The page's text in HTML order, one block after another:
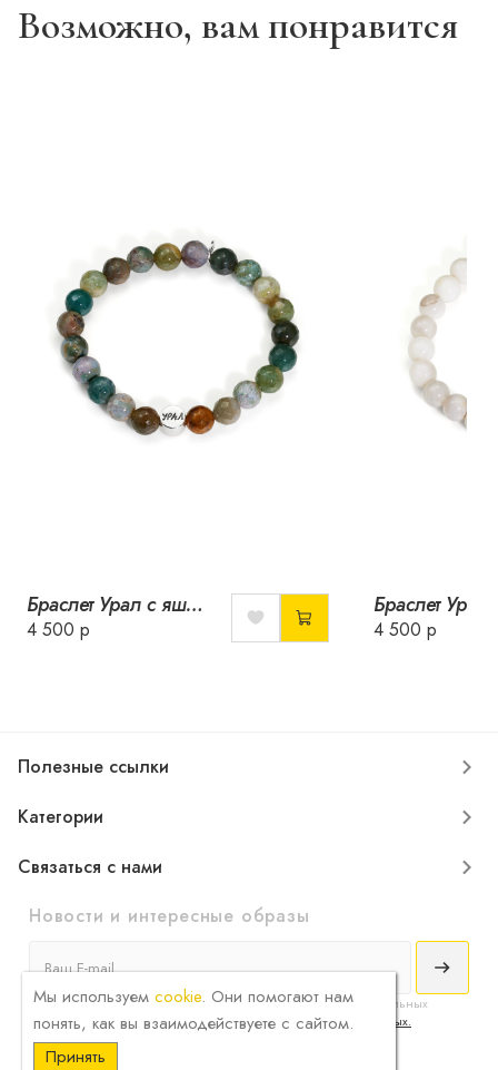
Возможно, вам понравится
Браслет Урал с яшмой зеленой
4 500 р 4 500 р
Полезные ссылки
Категории
Связаться с нами
Новости и интересные образы
Я принимаюусловия соглашениясбора и обработки конфиденциальных
данных и ознакомлен сполитикой обработки персональных данных.
Мы используем cookie. Они помогают нам
понять, как вы взаимодействуете с сайтом.
Принять